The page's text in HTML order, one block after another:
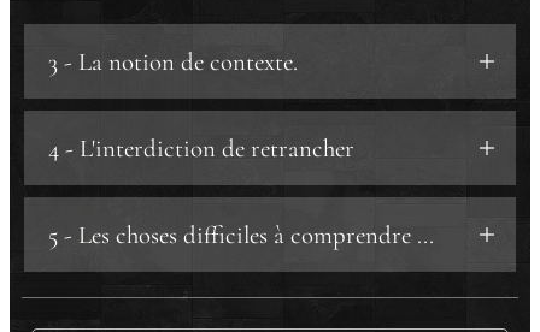
d'avance».
3 - La notion de contexte.
4 - L'interdiction de retrancher
5 - Les choses difficiles à comprendre ...